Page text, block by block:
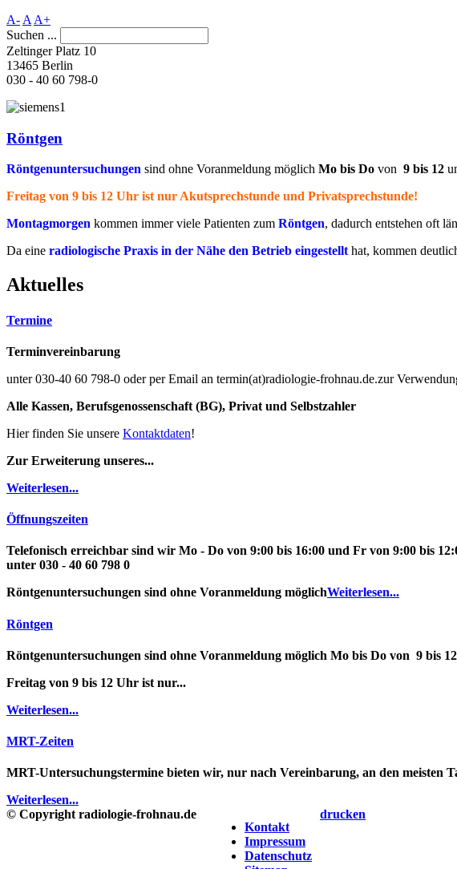
A- A A+
Suchen ...
Zeltinger Platz 10
13465 Berlin
030 - 40 60 798-0
Röntgen
Röntgenuntersuchungen sind ohne Voranmeldung möglich Mo bis Do von 9 bis 12
Freitag von 9 bis 12 Uhr ist nurAkutsprechstunde und Privatsprechstunde!
Montagmorgen kommen immer viele Patienten zum Röntgen, dadurch entstehen oft
Da eine radiologische Praxis in der Nähe den Betrieb eingestellt hat, kommen
Aktuelles
Termine
Terminvereinbarung
unter 030-40 60 798-0 oder per Email an termin(at)radiologie-frohnau.de.zur
Alle Kassen, Berufsgenossenschaft (BG), Privat und Selbstzahler
Hier finden Sie unsere Kontaktdaten!
Zur Erweiterung unseres...
Weiterlesen...
Öffnungszeiten
Telefonisch erreichbar sind wir Mo - Do von 9:00 bis 16:00 und Fr von 9:00 bis
unter 030 - 40 60 798 0
Röntgenuntersuchungen sind ohne Voranmeldung möglichWeiterlesen...
Röntgen
Röntgenuntersuchungen sind ohne Voranmeldung möglich Mo bis Do von 9 bis 12
Freitag von 9 bis 12 Uhr ist nur...
Weiterlesen...
MRT-Zeiten
MRT-Untersuchungstermine bieten wir, nur nach Vereinbarung, an den meisten
Weiterlesen...
© Copyright radiologie-frohnau.de
Kontakt
Impressum
Datenschutz
drucken